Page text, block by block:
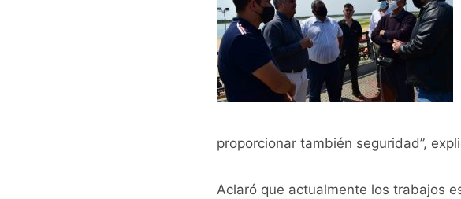
proporcionar también seguridad”,
Aclaró que actualmente los trabajos